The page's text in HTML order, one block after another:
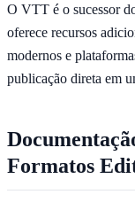
O VTT é o sucessor
oferece recursos
modernos e
publicação direta em
Formatos